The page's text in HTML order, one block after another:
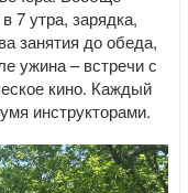
7 утра, зарядка,
занятия до обеда,
ужина – встречи с
кино. Каждый
инструкторами.